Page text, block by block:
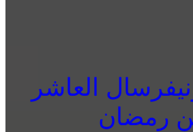
العاشر
رمضان